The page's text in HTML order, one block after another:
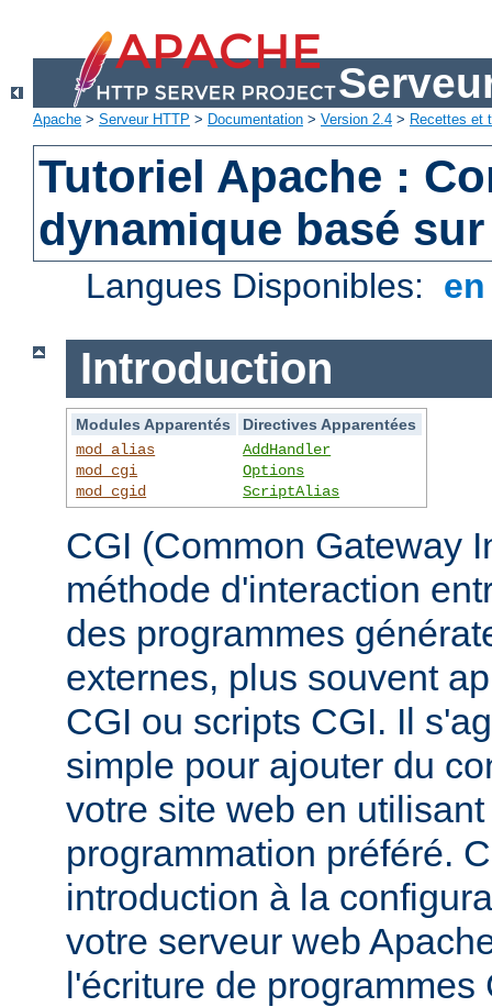
Apache > Serveur HTTP > Documentation > Version 2.4 > Recettes et
Tutoriel Apache :
dynamique basé sur
Langues Disponibles:
Introduction
Modules Apparentés
Directives Apparentées
mod_alias
mod_cgi
mod_cgid
AddHandler
Options
ScriptAlias
CGI (Common Gateway
méthode d'interaction
des programmes
externes, plus souvent
CGI ou scripts CGI. Il
simple pour ajouter du
votre site web en
programmation préféré.
introduction à la
votre serveur web
l'écriture de programmes